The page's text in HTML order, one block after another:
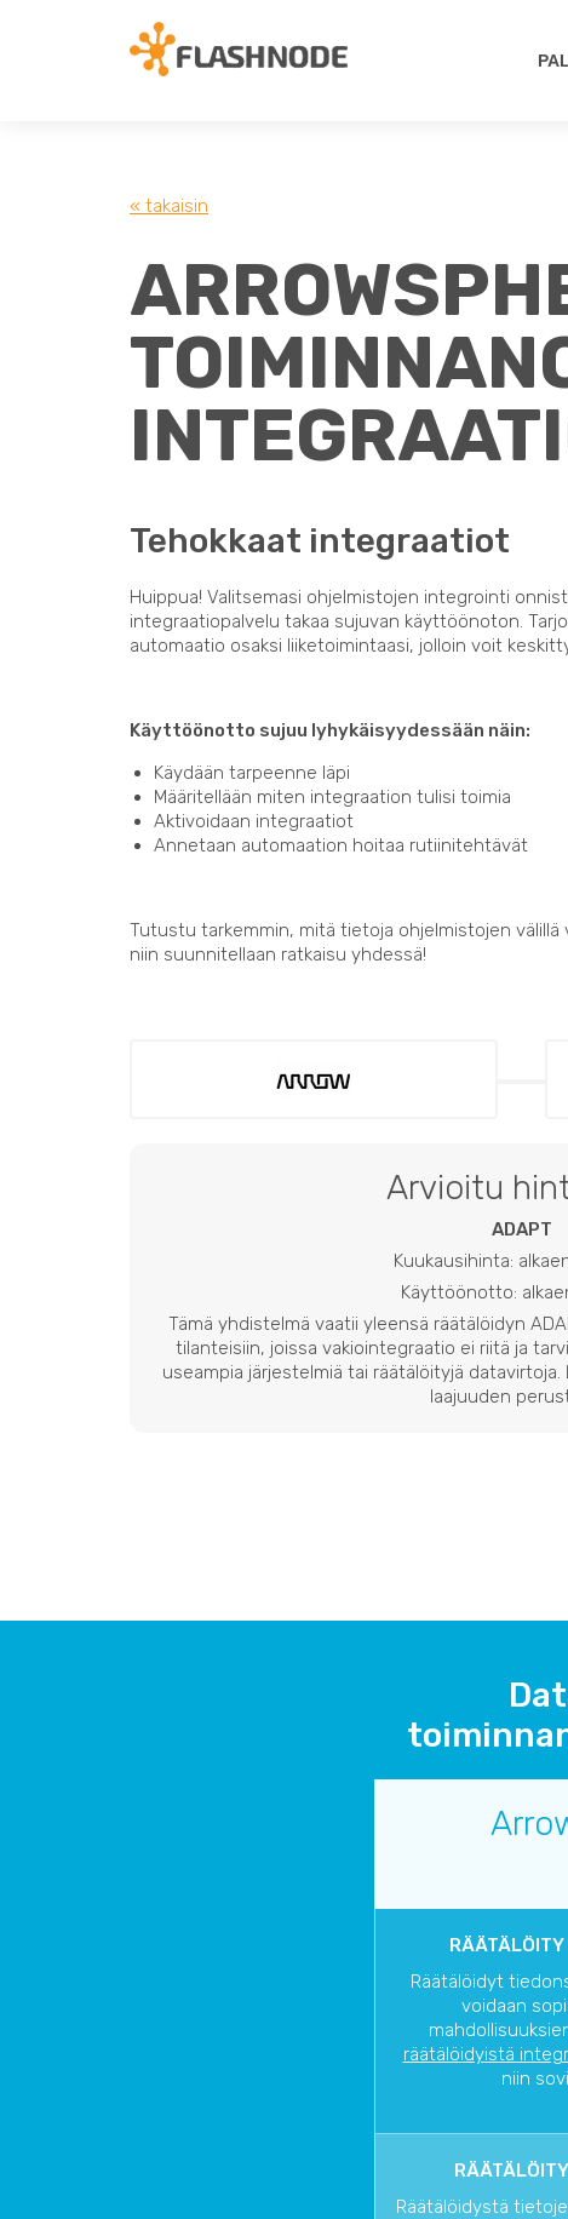
« takaisin
Tehokkaat integraatiot
Huippua! Valitsemasi ohjelmistojen integrointi
integraatiopalvelu takaa sujuvan käyttöönoton.
automaatio osaksi liiketoimintaasi, jolloin voit
Käyttöönotto sujuu lyhykäisyydessään näin:
Käydään tarpeenne läpi
Määritellään miten integraation tulisi toimia
Aktivoidaan integraatiot
Annetaan automaation hoitaa rutiinitehtävät
Tutustu tarkemmin, mitä tietoja ohjelmistojen
niin suunnitellaan ratkaisu yhdessä!
Arvioitu
ADAPT
Kuukausihinta:
Käyttöönotto:
Tämä yhdistelmä vaatii yleensä räätälöidyn
tilanteisiin, joissa vakiointegraatio ei riitä ja
useampia järjestelmiä tai räätälöityjä
laajuuden
Räätälöidyt
voidaan
räätälöidyistä
niin
Räätälöidystä